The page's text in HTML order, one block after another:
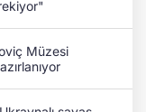
Müzesi